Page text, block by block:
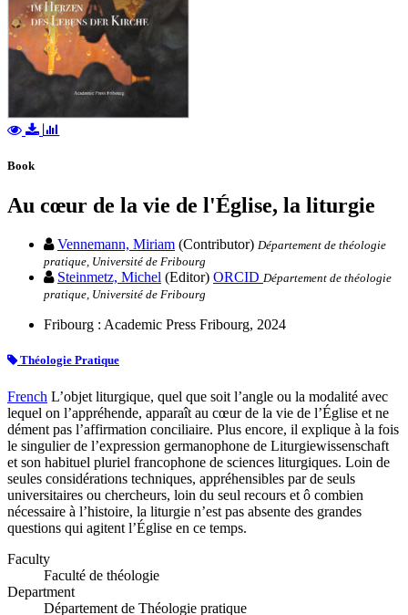
Book
Au cœur de la vie de l'Église, la liturgie
Vennemann, Miriam (Contributor) Département de théologie
pratique, Université de Fribourg
Steinmetz, Michel (Editor) ORCID Département de théologie
pratique, Université de Fribourg
Fribourg : Academic Press Fribourg, 2024
Théologie Pratique
French L’objet liturgique, quel que soit l’angle ou la modalité avec
lequel on l’appréhende, apparaît au cœur de la vie de l’Église et ne
dément pas l’affirmation conciliaire. Plus encore, il explique à la fois
le singulier de l’expression germanophone de Liturgiewissenschaft
et son habituel pluriel francophone de sciences liturgiques. Loin de
seules considérations techniques, appréhensibles par de seuls
universitaires ou chercheurs, loin du seul recours et ô combien
nécessaire à l’histoire, la liturgie n’est pas absente des grandes
questions qui agitent l’Église en ce temps.
Faculty
Faculté de théologie
Department
Département de Théologie pratique